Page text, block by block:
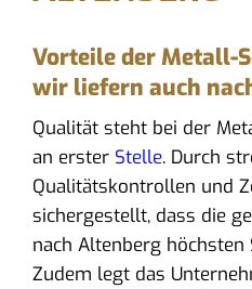
Vorteile der Metall-
wir liefern auch
Qualität steht bei der
an erster Stelle. Durch
Qualitätskontrollen und
sichergestellt, dass die
nach Altenberg
Zudem legt das